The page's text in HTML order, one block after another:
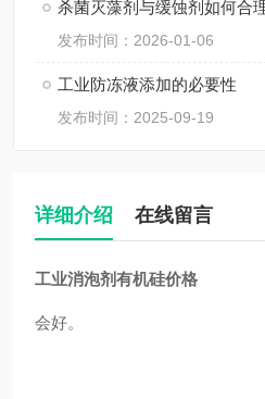
杀菌灭藻剂与缓蚀剂如何合
发布时间：2026-01-06
工业防冻液添加的必要性
发布时间：2025-09-19
详细介绍 在线留言
工业消泡剂有机硅价格
会好。